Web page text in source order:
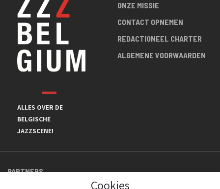
ALLES OVER DE
BELGISCHE
JAZZSCENE!
ONZE MISSIE
CONTACT OPNEMEN
REDACTIONEEL CHARTER
ALGEMENE VOORWAARDEN
PARTNERS
Cookies